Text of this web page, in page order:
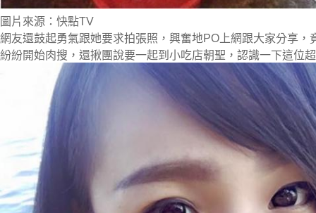
圖片來源：快點TV
網友還鼓起勇氣跟她要求拍張照，興奮地PO上網跟大家分享，
紛紛開始肉搜，還揪團說要一起到小吃店朝聖，認識一下這位